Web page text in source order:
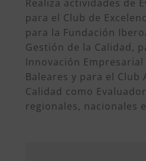
Realiza actividades de
para el Club de
para la Fundación
Gestión de la Calidad,
Innovación Empresarial
Baleares y para el
Calidad como
regionales, nacionales